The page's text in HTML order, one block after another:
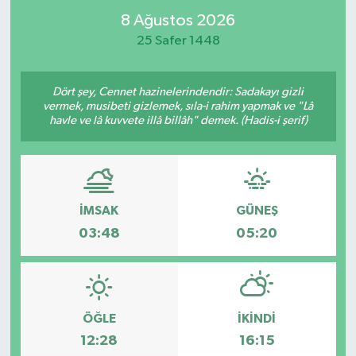
8 Ağustos 2026
25 Safer 1448
Dört şey, Cennet hazinelerindendir: Sadakayı gizli
vermek, musibeti gizlemek, sıla-i rahim yapmak ve "Lâ
havle ve lâ kuvvete illâ billâh" demek. (Hadis-i şerif)
İMSAK
03:48
GÜNEŞ
05:20
ÖĞLE
12:28
İKINDI
16:15
Son Dakika Haberleri